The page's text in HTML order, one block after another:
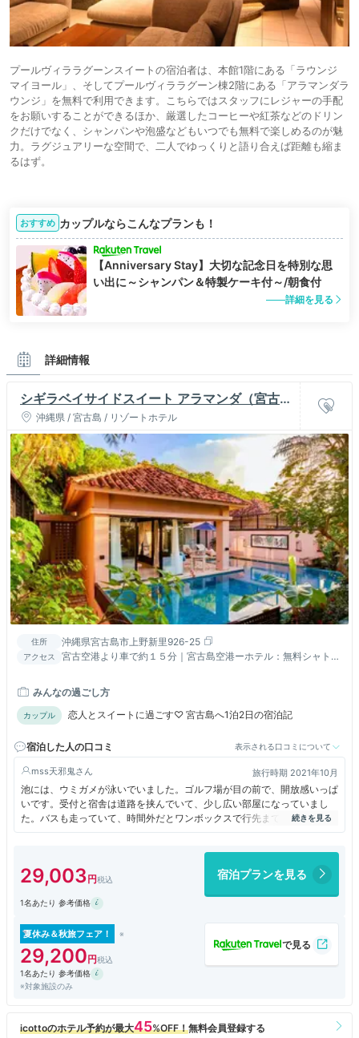
プールヴィララグーンスイートの宿泊者は、本館1階にある「ラウンジ
マイヨール」、そしてプールヴィララグーン棟2階にある「アラマンダラ
ウンジ」を無料で利用できます。こちらではスタッフにレジャーの手配
をお願いすることができるほか、厳選したコーヒーや紅茶などのドリン
クだけでなく、シャンパンや泡盛などもいつでも無料で楽しめるのが魅
力。ラグジュアリーな空間で、二人でゆっくりと語り合えば距離も縮ま
るはず。
おすすめ カップルならこんなプランも！
【Anniversary Stay】大切な記念日を特別な思
い出に～シャンパン＆特製ケーキ付～/朝食付
詳細を見る
詳細情報
シギラベイサイドスイート アラマンダ（宮古
島）沖縄県 / 宮古島 / リゾートホテル
住所 沖縄県宮古島市上野新里926-25
アクセス
宮古空港より車で約１５分｜宮古島空港ーホテル：無料シャトル
みんなの過ごし方
カップル 恋人とスイートに過ごす♡ 宮古島へ1泊2日の宿泊記
宿泊した人の口コミ 表示される口コミについて
mss天邪鬼 旅行時期 2021年10月
池には、ウミガメが泳いでいました。ゴルフ場が目の前で、開放感いっぱ
いです。受付と宿舎は道路を挟んでいて、少し広い部屋になっていまし
た。バスも走っていて、時間外だとワンボックスで行先まで届けてくれま
す。
29,003 宿泊プランを見る
1名あたり 参考価格
夏休み＆秋旅フェア！
29,200
1名あたり 参考価格
※対象施設のみ